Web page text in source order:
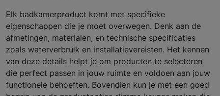
Elk badkamerproduct komt met specifieke
eigenschappen die je moet overwegen. Denk aan de
afmetingen, materialen, en technische specificaties
zoals waterverbruik en installatievereisten. Het kennen
van deze details helpt je om producten te selecteren
die perfect passen in jouw ruimte en voldoen aan jouw
functionele behoeften. Bovendien kun je met een goed